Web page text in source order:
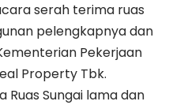
serah terima ruas
pelengkapnya dan
Pekerjaan
Property Tbk.
Ruas Sungai lama dan